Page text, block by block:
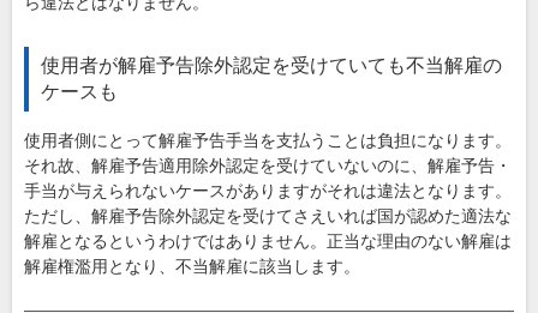
ら違法とはなりません。
使用者が解雇予告除外認定を受けていても不当解雇の
ケースも
使用者側にとって解雇予告手当を支払うことは負担になります。
それ故、解雇予告適用除外認定を受けていないのに、解雇予告・
手当が与えられないケースがありますがそれは違法となります。
ただし、解雇予告除外認定を受けてさえいれば国が認めた適法な
解雇となるというわけではありません。正当な理由のない解雇は
解雇権濫用となり、不当解雇に該当します。